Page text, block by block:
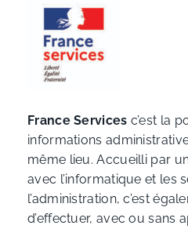
France Services c’est la
informations
même lieu. Accueilli par
avec l’informatique et les
l’administration, c’est
d’effectuer, avec ou sans